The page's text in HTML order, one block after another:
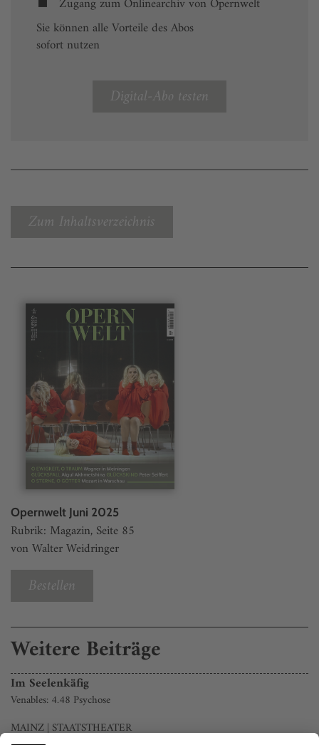
Sie können alle Vorteile des Abos
sofort nutzen
Digital-Abo testen
Zum Inhaltsverzeichnis
Opernwelt Juni 2025
Rubrik: Magazin, Seite 85
von Walter Weidringer
Bestellen
Weitere Beiträge
Im Seelenkäfig
Venables: 4.48 Psychose
MAINZ | STAATSTHEATER